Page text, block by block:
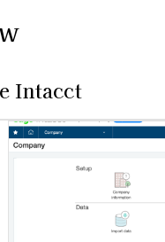
Intacct